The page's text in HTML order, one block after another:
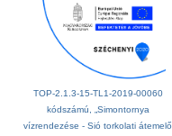
TOP-2.1.3-15-TL1-2019-00060
kódszámú, „Simontornya
vízrendezése - Sió torkolati átemelő